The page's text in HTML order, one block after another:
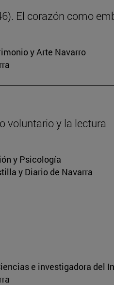
El corazón como
y Arte Navarro
voluntario y la lectura
y Psicología
y Diario de Navarra
e investigadora del